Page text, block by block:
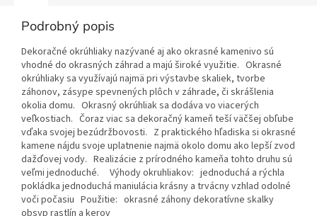
Podrobný popis
Dekoračné okrúhliaky nazývané aj ako okrasné kamenivo sú
vhodné do okrasných záhrad a majú široké využitie. Okrasné
okrúhliaky sa využívajú najmä pri výstavbe skaliek, tvorbe
záhonov, zásype spevnených plôch v záhrade, či skrášlenia
okolia domu. Okrasný okrúhliak sa dodáva vo viacerých
veľkostiach. Čoraz viac sa dekoračný kameň teší väčšej obľube
vďaka svojej bezúdržbovosti. Z praktického hľadiska si okrasné
kamene nájdu svoje uplatnenie najmä okolo domu ako lepší zvod
dažďovej vody. Realizácie z prírodného kameňa tohto druhu sú
veľmi jednoduché. Výhody okruhliakov: jednoduchá a rýchla
pokládka jednoduchá maniulácia krásny a trvácny vzhlad odolné
voči počasiu Použitie: okrasné záhony dekoratívne skalky